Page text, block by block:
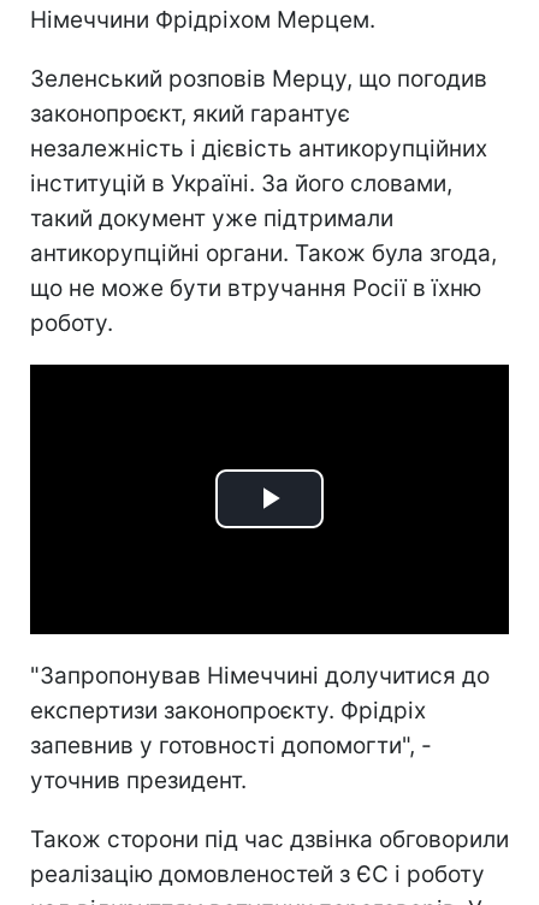
Німеччини Фрідріхом Мерцем.
Зеленський розповів Мерцу, що погодив
законопроєкт, який гарантує
незалежність і дієвість антикорупційних
інституцій в Україні. За його словами,
такий документ уже підтримали
антикорупційні органи. Також була згода,
що не може бути втручання Росії в їхню
роботу.
Play
"Запропонував Німеччині долучитися до
експертизи законопроєкту. Фрідріх
запевнив у готовності допомогти", -
уточнив президент.
Також сторони під час дзвінка обговорили
реалізацію домовленостей з ЄС і роботу